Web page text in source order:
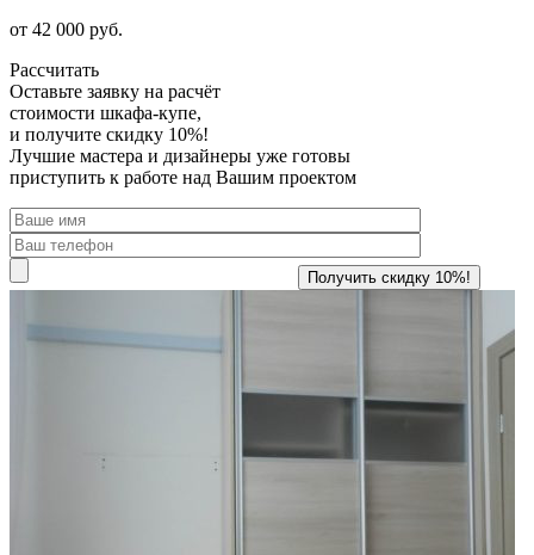
от 42 000 руб.
Рассчитать
Оставьте заявку на расчёт
стоимости шкафа-купе,
и получите скидку 10%!
Лучшие мастера и дизайнеры уже готовы
приступить к работе над Вашим проектом